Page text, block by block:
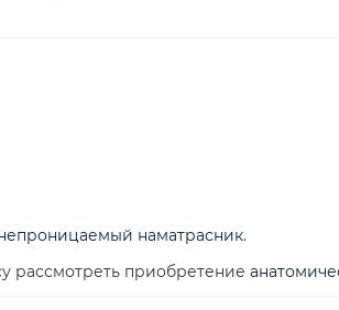
наматрасник.
рассмотреть приобретение